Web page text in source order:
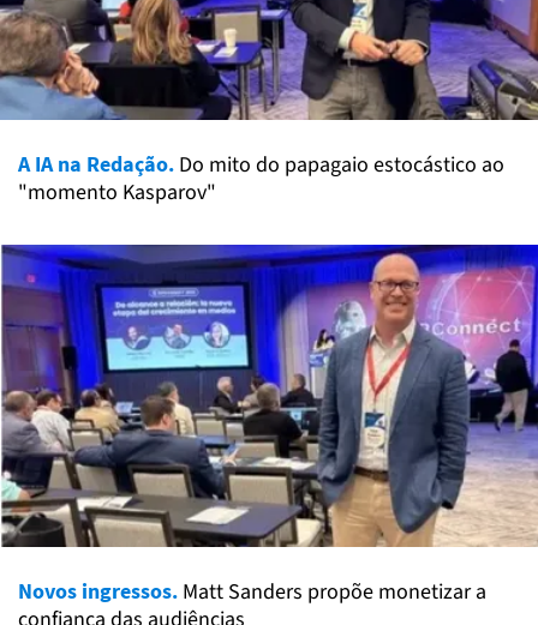
A IA na Redação. Do mito do papagaio estocástico ao
"momento Kasparov"
Novos ingressos. Matt Sanders propõe monetizar a